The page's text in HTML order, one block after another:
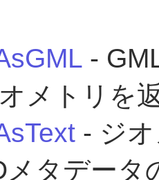
-
メトリを
- ジ
メタデータ